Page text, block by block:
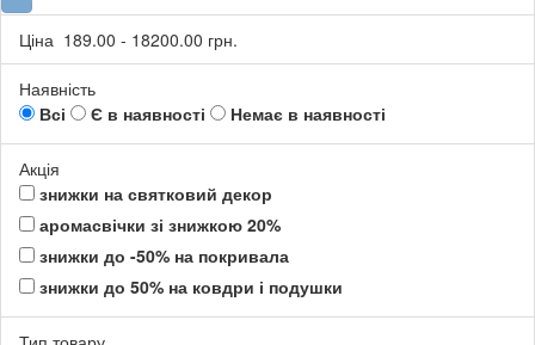
Ціна 189.00 - 18200.00 грн.
Наявність
Всі
Є в наявності Немає в наявності
Акція
знижки на святковий декор
аромасвічки зі знижкою 20%
знижки до -50% на покривала
знижки до 50% на ковдри і подушки